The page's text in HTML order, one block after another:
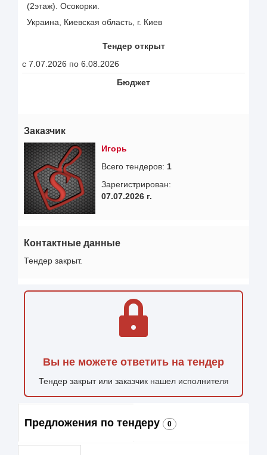
(2этаж). Осокорки.
Украина, Киевская область, г. Киев
Тендер открыт
с 7.07.2026 по 6.08.2026
Бюджет
Заказчик
Игорь
Всего тендеров: 1
Зарегистрирован:
07.07.2026 г.
Контактные данные
Тендер закрыт.
Вы не можете ответить на тендер
Тендер закрыт или заказчик нашел исполнителя
Предложения по тендеру 0